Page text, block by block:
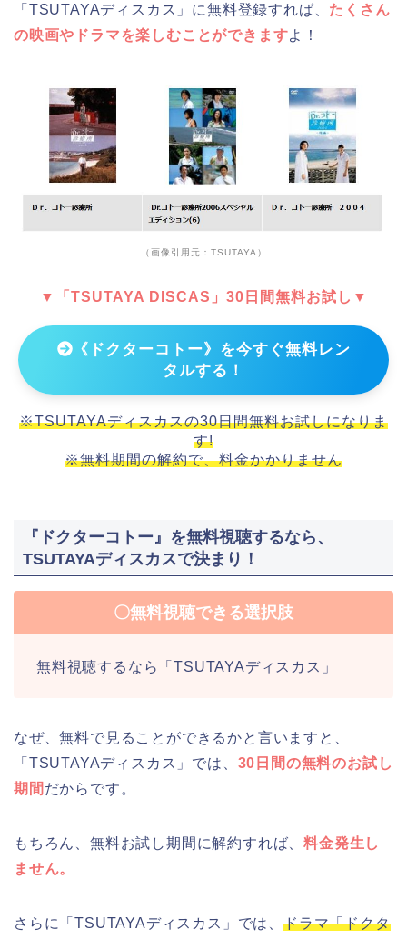
「TSUTAYAディスカス」に無料登録すれば、 たくさん
の映画やドラマを楽しむことができますよ！
（画像引用元：TSUTAYA）
▼「TSUTAYA DISCAS」30日間無料お試し▼
《ドクターコトー》を今すぐ無料レン
タルする！
※TSUTAYAディスカスの30日間無料お試しになりま
す!
※無料期間の解約で、料金かかりません
『ドクターコトー』を無料視聴するなら、
TSUTAYAディスカスで決まり！
〇無料視聴できる選択肢
無料視聴するなら「TSUTAYAディスカス」
なぜ、無料で見ることができるかと言いますと、
「TSUTAYAディスカス」では、 30日間の無料のお試し
期間 だからです。
もちろん、無料お試し期間に解約すれば、料金発生し
ません。
さらに「TSUTAYAディスカス」では、 ドラマ「ドクタ